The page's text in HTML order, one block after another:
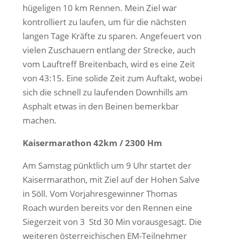
hügeligen 10 km Rennen. Mein Ziel war
kontrolliert zu laufen, um für die nächsten
langen Tage Kräfte zu sparen. Angefeuert von
vielen Zuschauern entlang der Strecke, auch
vom Lauftreff Breitenbach, wird es eine Zeit
von 43:15. Eine solide Zeit zum Auftakt, wobei
sich die schnell zu laufenden Downhills am
Asphalt etwas in den Beinen bemerkbar
machen.
Kaisermarathon 42km / 2300 Hm
Am Samstag pünktlich um 9 Uhr startet der
Kaisermarathon, mit Ziel auf der Hohen Salve
in Söll. Vom Vorjahresgewinner Thomas
Roach wurden bereits vor den Rennen eine
Siegerzeit von 3 Std 30 Min vorausgesagt. Die
weiteren österreichischen EM-Teilnehmer